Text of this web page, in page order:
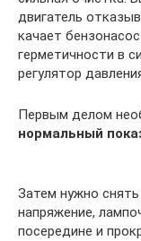
двигатель
качает
герметичности в
регулятор
Первым делом
нормальный
Затем нужно
напряжение,
посередине и